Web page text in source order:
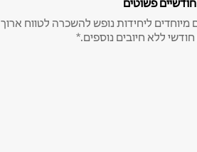
פשוטים
מיוחדים ליחידות נופש להשכרה לטווח ארוך
ללא חיובים נוספים.*